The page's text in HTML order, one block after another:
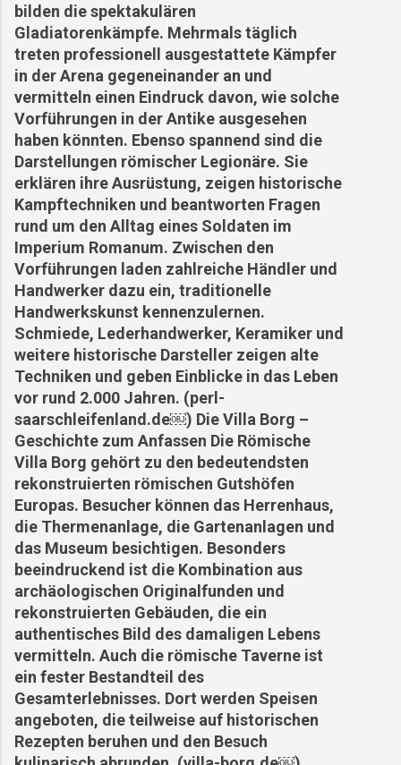
bilden die spektakulären
Gladiatorenkämpfe. Mehrmals täglich
treten professionell ausgestattete Kämpfer
in der Arena gegeneinander an und
vermitteln einen Eindruck davon, wie solche
Vorführungen in der Antike ausgesehen
haben könnten. Ebenso spannend sind die
Darstellungen römischer Legionäre. Sie
erklären ihre Ausrüstung, zeigen historische
Kampftechniken und beantworten Fragen
rund um den Alltag eines Soldaten im
Imperium Romanum. Zwischen den
Vorführungen laden zahlreiche Händler und
Handwerker dazu ein, traditionelle
Handwerkskunst kennenzulernen.
Schmiede, Lederhandwerker, Keramiker und
weitere historische Darsteller zeigen alte
Techniken und geben Einblicke in das Leben
vor rund 2.000 Jahren. (perl-
saarschleifenland.de⁠￼) Die Villa Borg –
Geschichte zum Anfassen Die Römische
Villa Borg gehört zu den bedeutendsten
rekonstruierten römischen Gutshöfen
Europas. Besucher können das Herrenhaus,
die Thermenanlage, die Gartenanlagen und
das Museum besichtigen. Besonders
beeindruckend ist die Kombination aus
archäologischen Originalfunden und
rekonstruierten Gebäuden, die ein
authentisches Bild des damaligen Lebens
vermitteln. Auch die römische Taverne ist
ein fester Bestandteil des
Gesamterlebnisses. Dort werden Speisen
angeboten, die teilweise auf historischen
Rezepten beruhen und den Besuch